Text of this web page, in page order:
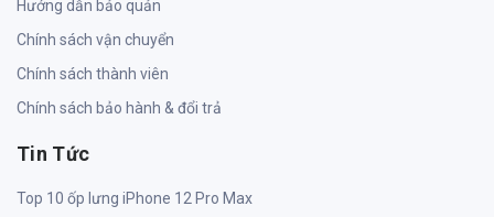
Hướng dẫn bảo quản
Chính sách vận chuyển
Chính sách thành viên
Chính sách bảo hành & đổi trả
Tin Tức
Top 10 ốp lưng iPhone 12 Pro Max